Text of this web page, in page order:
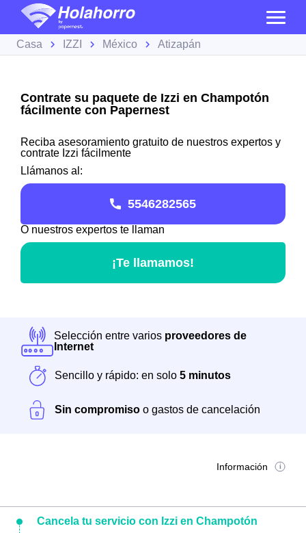
Casa IZZI México Atizapán
Contrate su paquete de Izzi en Champotón
fácilmente con Papernest
Reciba asesoramiento gratuito de nuestros expertos y
contrate Izzi fácilmente
Llámanos al:
5546282565
O nuestros expertos te llaman
¡Te llamamos!
Selección entre varios proveedores de
Internet
Sencillo y rápido: en solo 5 minutos
Sin compromiso o gastos de cancelación
Información
Cancela tu servicio con Izzi en Champotón